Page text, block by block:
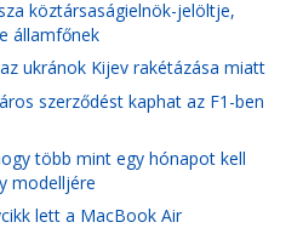
köztársaságielnök-jelöltje,
államfőnek
ukránok Kijev rakétázása miatt
szerződést kaphat az F1-ben
több mint egy hónapot kell
modelljére
lett a MacBook Air